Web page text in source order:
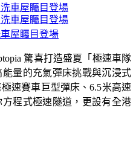
屋矚目登場
驚喜打造盛夏「極速車隊
量的充氣彈床挑戰與沉浸式
速賽車巨型彈床、6.5米高速
程式極速隧道，更設有全港